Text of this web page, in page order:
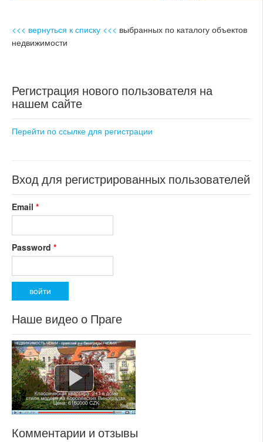
<<< вернуться к списку <<< выбранных по каталогу объектов
недвижимости
Регистрация нового пользователя на
нашем сайте
Перейти по ссылке для регистрации
Вход для регистрированных пользователей
Email *
Password *
Наше видео о Праге
Комментарии и отзывы